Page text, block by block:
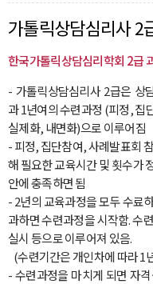
가톨릭상담심리사 2
한국가톨릭상담심리학회 2급
- 가톨릭상담심리사 2급은 상
과 1년여의 수련과정 (피정, 집
실제화, 내면화)으로 이루어짐
- 피정, 집단참여, 사례발표회
해 필요한 교육시간 및 횟수가
안에 충족하면 됨
- 2년의 교육과정을 모두 수료
과하면 수련과정을 시작함. 수
실시 등으로 이루어져 있음.
(수련기간은 개인차에 따라 1
- 수련과정을 마치게 되면 자